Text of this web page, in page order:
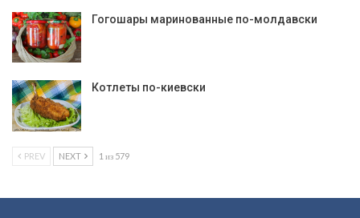
Гогошары маринованные по-молдавски
Котлеты по-киевски
PREV NEXT 1 из 579